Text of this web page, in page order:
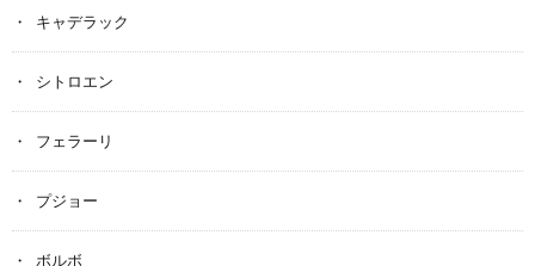
キャデラック
シトロエン
フェラーリ
プジョー
ボルボ